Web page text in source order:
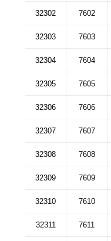
32302 7602
32303 7603
32304 7604
32305 7605
32306 7606
32307 7607
32308 7608
32309 7609
32310 7610
32311 7611